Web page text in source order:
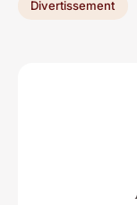
Divertissement